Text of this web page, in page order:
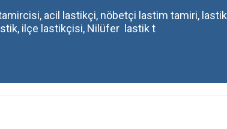
acil lastikçi, nöbetçi lastim tamiri,
ilçe lastikçisi, Nilüfer lastik t